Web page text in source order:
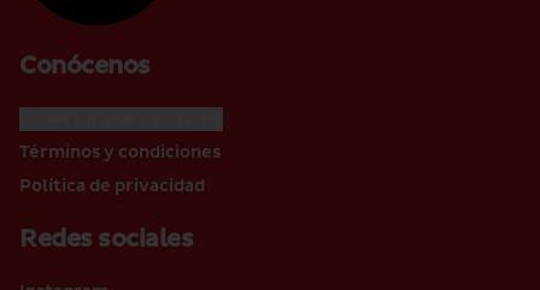
Conócenos
Términos y condiciones
Política de privacidad
Redes sociales